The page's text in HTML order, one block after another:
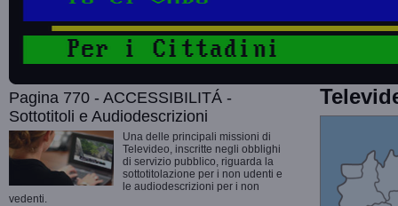
Pagina 770 - ACCESSIBILITÁ -
Sottotitoli e Audiodescrizioni
Una delle principali missioni di
Televideo, inscritte negli obblighi
di servizio pubblico, riguarda la
sottotitolazione per i non udenti e
le audiodescrizioni per i non
vedenti.